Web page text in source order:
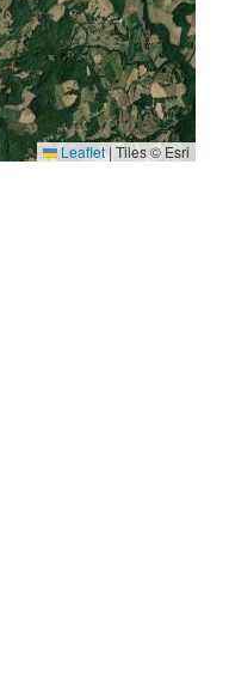
Leaflet | Tiles © Esri